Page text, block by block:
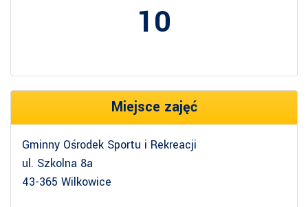
10
Miejsce zajęć
Gminny Ośrodek Sportu i Rekreacji
ul. Szkolna 8a
43-365 Wilkowice